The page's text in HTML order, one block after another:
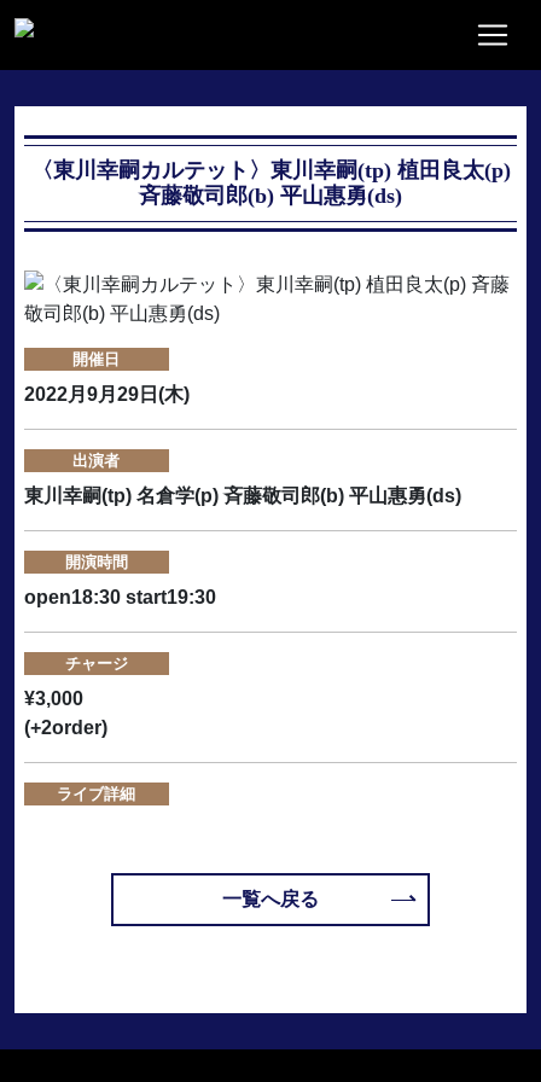
〈東川幸嗣カルテット〉東川幸嗣(tp) 植田良太(p)
斉藤敬司郎(b) 平山惠勇(ds)
開催日
2022月9月29日(木)
出演者
東川幸嗣(tp) 名倉学(p) 斉藤敬司郎(b) 平山惠勇(ds)
開演時間
open18:30 start19:30
チャージ
¥3,000
(+2order)
ライブ詳細
一覧へ戻る